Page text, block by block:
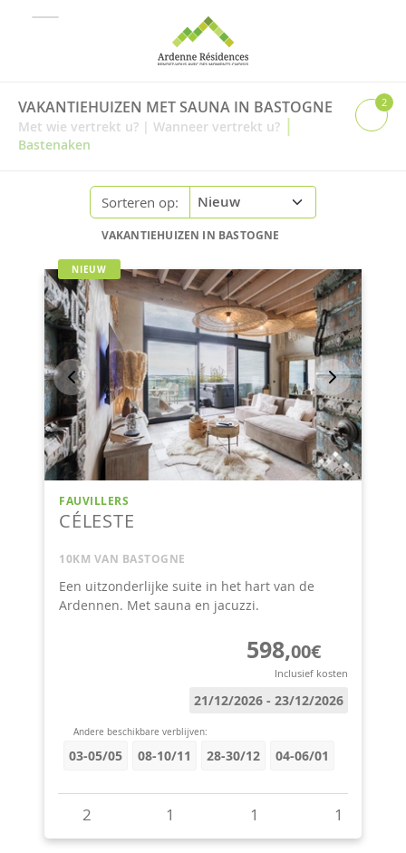
VAKANTIEHUIZEN MET SAUNA IN BASTOGNE
Met wie vertrekt u? | Wanneer vertrekt u? |
Bastenaken
2
Sorteren op:
VAKANTIEHUIZEN IN BASTOGNE